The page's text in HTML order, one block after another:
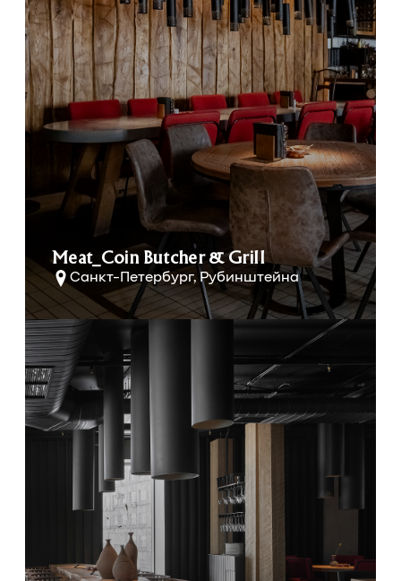
Meat_Coin Butcher & Grill
Санкт-Петербург, Рубинштейна